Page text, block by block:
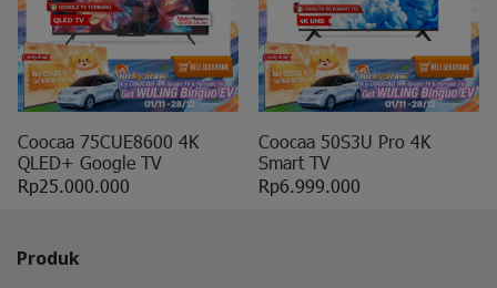
Coocaa 75CUE8600 4K
QLED+ Google TV
Rp25.000.000
Coocaa 50S3U Pro 4K
Smart TV
Rp6.999.000
Produk